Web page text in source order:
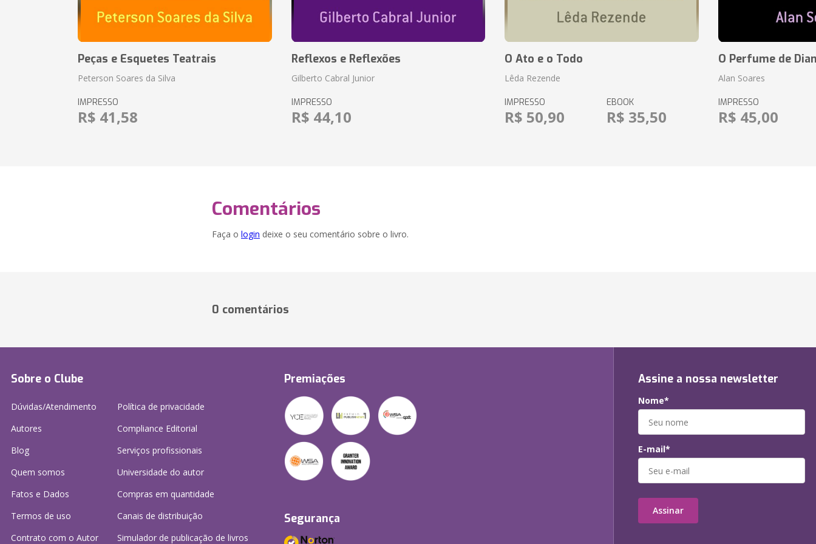
Peças e Esquetes Teatrais
Peterson Soares da Silva
IMPRESSO
R$ 41,58
Reflexos e Reflexões
Gilberto Cabral Junior
IMPRESSO
R$ 44,10
O Ato e o Todo
Lêda Rezende
IMPRESSO
R$ 50,90
EBOOK
R$ 35,50
O Perfume de
Alan Soares
IMPRESSO
R$ 45,00
Comentários
Faça o login deixe o seu comentário sobre o livro.
0 comentários
Sobre o Clube
Dúvidas/Atendimento
Autores
Blog
Quem somos
Fatos e Dados
Termos de uso
Contrato com o Autor
Política de privacidade
Compliance Editorial
Serviços profissionais
Universidade do autor
Compras em quantidade
Canais de distribuição
Simulador de publicação de livros
Premiações
Segurança
Assine a nossa newsletter
Nome*
E-mail*
Assinar